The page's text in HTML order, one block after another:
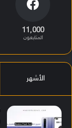
11٬000
المتابعون
الأشهر